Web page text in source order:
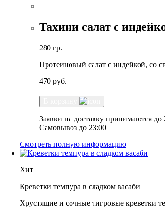
Тахини салат с
280 гр.
Протеиновый салат с индейкой, со
470 руб.
Заявки на доставку принимаются до
Самовывоз до 23:00
Смотреть полную информацию
Хит
Креветки темпура в сладком васаби
Хрустящие и сочные тигровые креветки